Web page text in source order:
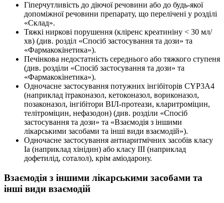
Гіперчутливість до діючої речовини або до будь-якої
допоміжної речовини препарату, що перелічені у розділі
«Склад».
Тяжкі ниркові порушення (кліренс креатиніну < 30 мл/
хв) (див. розділ «Спосіб застосування та дози» та
«Фармакокінетика»).
Печінкова недостатність середнього або тяжкого ступеня
(див. розділи «Спосіб застосування та дози» та
«Фармакокінетика»).
Одночасне застосування потужних інгібіторів CYP3A4
(наприклад ітраконазол, кетоконазол, вориконазол,
позаконазол, інгібітори ВІЛ-протеази, кларитроміцин,
телітроміцин, нефазодон) (див. розділи «Спосіб
застосування та дози» та «Взаємодія з іншими
лікарськими засобами та інші види взаємодій»).
Одночасне застосування антиаритмічних засобів класу
Іа (наприклад хінідин) або класу ІІІ (наприклад
дофетилід, соталол), крім аміодарону.
Взаємодія з іншими лікарськими засобами та
інші види взаємодій